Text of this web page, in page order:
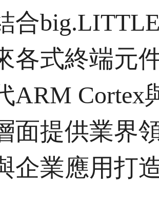
合
各式終端元
ARM Cortex
面提供業界
企業應用打